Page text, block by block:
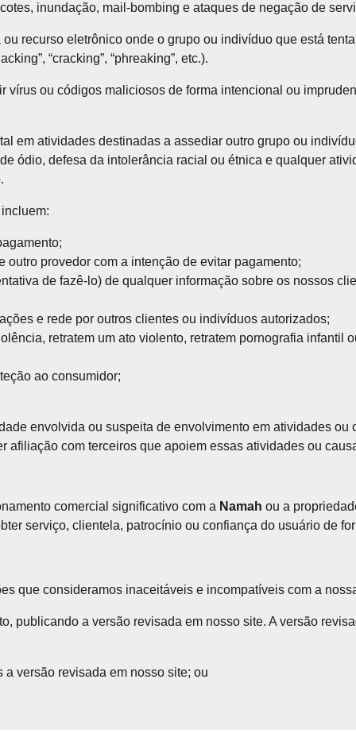
inundação, mail-bombing e ataques de negação de
recurso eletrônico onde o grupo ou indivíduo que está
“cracking”, “phreaking”, etc.).
ou códigos maliciosos de forma intencional ou
em atividades destinadas a assediar outro grupo ou
ódio, defesa da intolerância racial ou étnica e qualquer
provedor com a intenção de evitar pagamento;
de fazê-lo) de qualquer informação sobre os nossos
e rede por outros clientes ou indivíduos autorizados;
retratem um ato violento, retratem pornografia infantil
ao consumidor;
envolvida ou suspeita de envolvimento em atividades ou
com terceiros que apoiem essas atividades ou
comercial significativo com a Namah ou a
serviço, clientela, patrocínio ou confiança do usuário de
que consideramos inaceitáveis e incompatíveis com a
publicando a versão revisada em nosso site. A versão
versão revisada em nosso site; ou